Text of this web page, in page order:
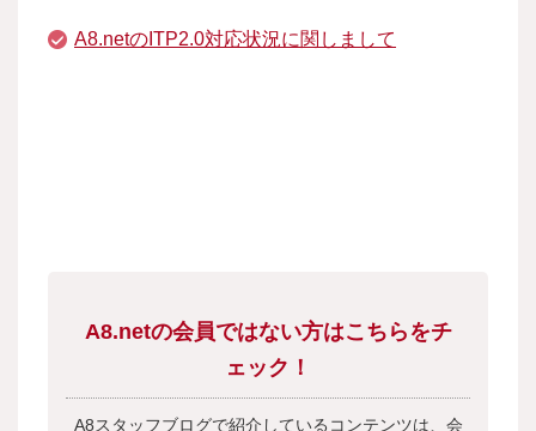
A8.netのITP2.0対応状況に関しまして
A8.netの会員ではない方はこちらをチ
ェック！
A8スタッフブログで紹介しているコンテンツは、会